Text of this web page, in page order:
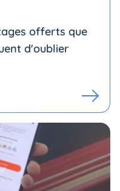
offerts que
d'oublier